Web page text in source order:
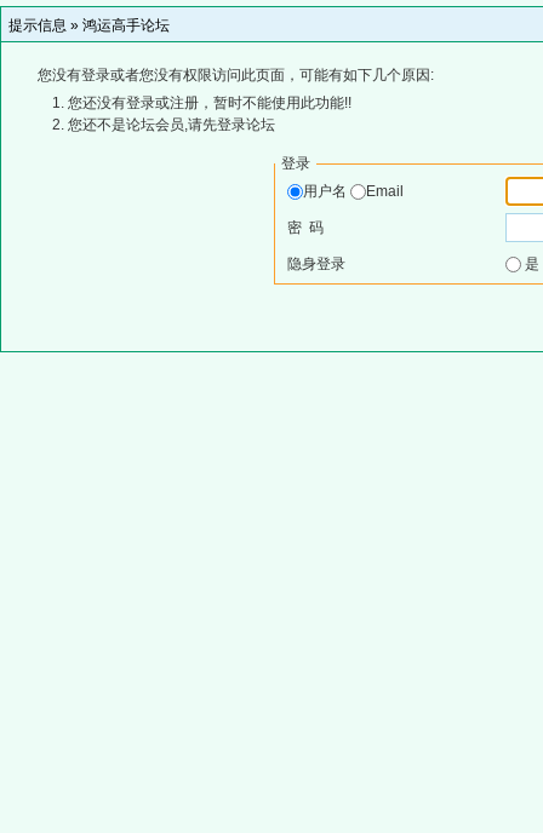
提示信息 » 鸿运高手论坛
您没有登录或者您没有权限访问此页面，可能有如下几个原因:
您还没有登录或注册，暂时不能使用此功能!!
您还不是论坛会员,请先登录论坛
登录
用户名
Email
密 码
隐身登录